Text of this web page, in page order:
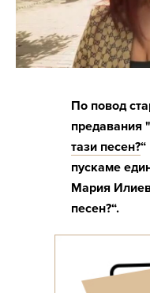
По повод
предавания "
тази песен?“
пускаме
Мария
песен?“.